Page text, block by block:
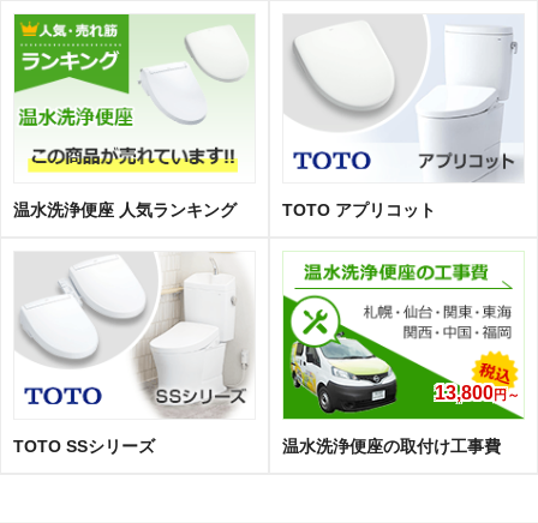
温水洗浄便座 人気ランキング TOTO アプリコット
TOTO SSシリーズ
13,800 円～
温水洗浄便座の取付け工事費